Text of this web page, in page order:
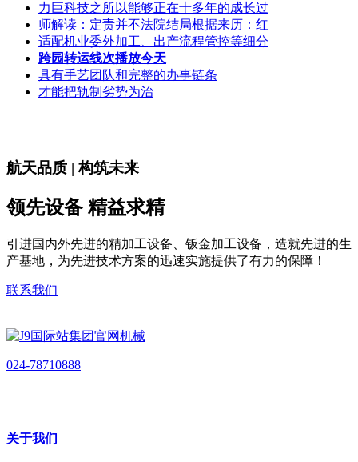
力巨科技之所以能够正在十多年的成长过
师解读：定责并不法院结局根据来历：红
适配机业委外加工、出产流程管控等细分
跨园转运线次播放今天
具有手艺团队和完整的办事链条
才能把轨制劣势为治
航天品质 | 构筑未来
领先设备 精益求精
引进国内外先进的精加工设备、钣金加工设备，造就先进的生
产基地，为先进技术方案的迅速实施提供了有力的保障！
联系我们
024-78710888
关于我们